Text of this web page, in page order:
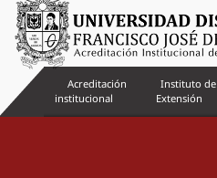
Acreditación
institucional
Instituto de
Extensión